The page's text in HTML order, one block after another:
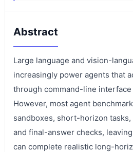
Abstract
Large language and vision-
increasingly power agents that
through command-line interface
However, most agent
sandboxes, short-horizon
and final-answer checks,
can complete realistic long-